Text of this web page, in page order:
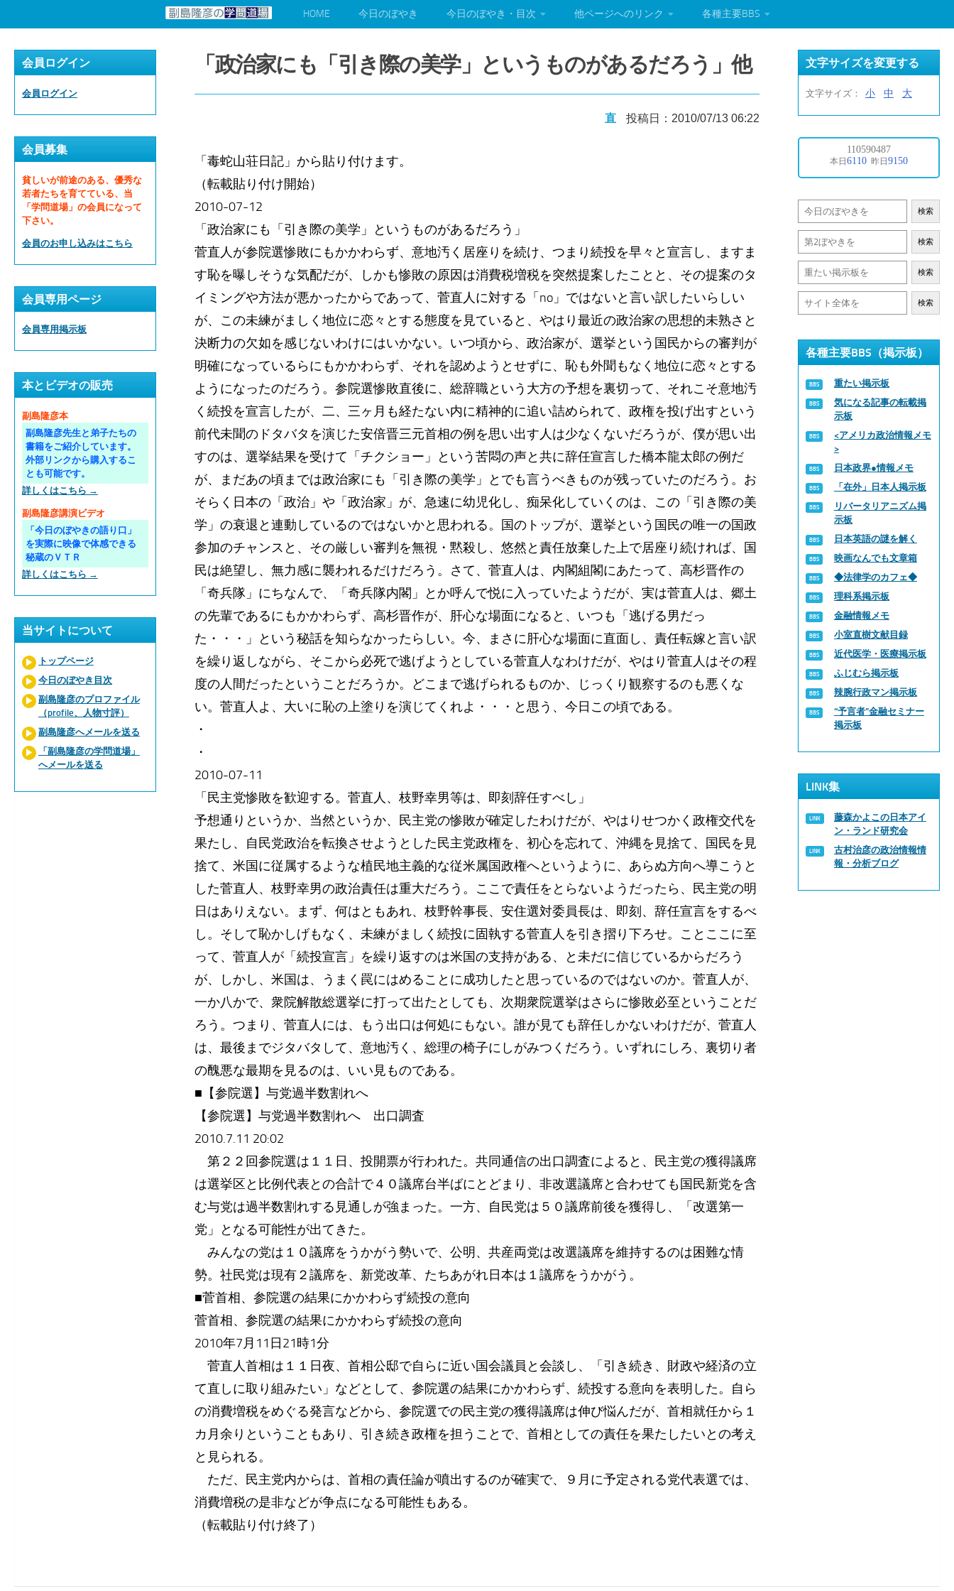
HOME 今日のぼやき 今日のぼやき・目次 他ページへのリンク 各種主要BBS
「政治家にも「引き際の美学」というものがあるだろう」他
直 投稿日：2010/07/13 06:22
「毒蛇山荘日記」から貼り付けます。
（転載貼り付け開始）
2010-07-12
「政治家にも「引き際の美学」というものがあるだろう」
菅直人が参院選惨敗にもかかわらず、意地汚く居座りを続け、つまり続投を早々と宣言し、ますま
す恥を曝しそうな気配だが、しかも惨敗の原因は消費税増税を突然提案したことと、その提案のタ
イミングや方法が悪かったからであって、菅直人に対する「no」ではないと言い訳したいらしい
が、この未練がましく地位に恋々とする態度を見ていると、やはり最近の政治家の思想的未熟さと
決断力の欠如を感じないわけにはいかない。いつ頃から、政治家が、選挙という国民からの審判が
明確になっているらにもかかわらず、それを認めようとせずに、恥も外聞もなく地位に恋々とする
ようになったのだろう。参院選惨敗直後に、総辞職という大方の予想を裏切って、それこそ意地汚
く続投を宣言したが、二、三ヶ月も経たない内に精神的に追い詰められて、政権を投げ出すという
前代未聞のドタバタを演じた安倍晋三元首相の例を思い出す人は少なくないだろうが、僕が思い出
すのは、選挙結果を受けて「チクショー」という苦悶の声と共に辞任宣言した橋本龍太郎の例だ
が、まだあの頃までは政治家にも「引き際の美学」とでも言うべきものが残っていたのだろう。お
そらく日本の「政治」や「政治家」が、急速に幼児化し、痴呆化していくのは、この「引き際の美
学」の衰退と連動しているのではないかと思われる。国のトップが、選挙という国民の唯一の国政
参加のチャンスと、その厳しい審判を無視・黙殺し、悠然と責任放棄した上で居座り続ければ、国
民は絶望し、無力感に襲われるだけだろう。さて、菅直人は、内閣組閣にあたって、高杉晋作の
「奇兵隊」にちなんで、「奇兵隊内閣」とか呼んで悦に入っていたようだが、実は菅直人は、郷土
の先輩であるにもかかわらず、高杉晋作が、肝心な場面になると、いつも「逃げる男だっ
た・・・」という秘話を知らなかったらしい。今、まさに肝心な場面に直面し、責任転嫁と言い訳
を繰り返しながら、そこから必死で逃げようとしている菅直人なわけだが、やはり菅直人はその程
度の人間だったということだろうか。どこまで逃げられるものか、じっくり観察するのも悪くな
い。菅直人よ、大いに恥の上塗りを演じてくれよ・・・と思う、今日この頃である。
・
・
2010-07-11
「民主党惨敗を歓迎する。菅直人、枝野幸男等は、即刻辞任すべし」
予想通りというか、当然というか、民主党の惨敗が確定したわけだが、やはりせつかく政権交代を
果たし、自民党政治を転換させようとした民主党政権を、初心を忘れて、沖縄を見捨て、国民を見
捨て、米国に従属するような植民地主義的な従米属国政権へというように、あらぬ方向へ導こうと
した菅直人、枝野幸男の政治責任は重大だろう。ここで責任をとらないようだったら、民主党の明
日はありえない。まず、何はともあれ、枝野幹事長、安住選対委員長は、即刻、辞任宣言をするべ
し。そして恥かしげもなく、未練がましく続投に固執する菅直人を引き摺り下ろせ。ことここに至
って、菅直人が「続投宣言」を繰り返すのは米国の支持がある、と未だに信じているからだろう
が、しかし、米国は、うまく罠にはめることに成功したと思っているのではないのか。菅直人が、
一か八かで、衆院解散総選挙に打って出たとしても、次期衆院選挙はさらに惨敗必至ということだ
ろう。つまり、菅直人には、もう出口は何処にもない。誰が見ても辞任しかないわけだが、菅直人
は、最後までジタバタして、意地汚く、総理の椅子にしがみつくだろう。いずれにしろ、裏切り者
の醜悪な最期を見るのは、いい見ものである。
■【参院選】与党過半数割れへ
【参院選】与党過半数割れへ 出口調査
2010.7.11 20:02
第２２回参院選は１１日、投開票が行われた。共同通信の出口調査によると、民主党の獲得議席
は選挙区と比例代表との合計で４０議席台半ばにとどまり、非改選議席と合わせても国民新党を含
む与党は過半数割れする見通しが強まった。一方、自民党は５０議席前後を獲得し、「改選第一
党」となる可能性が出てきた。
みんなの党は１０議席をうかがう勢いで、公明、共産両党は改選議席を維持するのは困難な情
勢。社民党は現有２議席を、新党改革、たちあがれ日本は１議席をうかがう。
■菅首相、参院選の結果にかかわらず続投の意向
菅首相、参院選の結果にかかわらず続投の意向
2010年7月11日21時1分
菅直人首相は１１日夜、首相公邸で自らに近い国会議員と会談し、「引き続き、財政や経済の立
て直しに取り組みたい」などとして、参院選の結果にかかわらず、続投する意向を表明した。自ら
の消費増税をめぐる発言などから、参院選での民主党の獲得議席は伸び悩んだが、首相就任から１
カ月余りということもあり、引き続き政権を担うことで、首相としての責任を果たしたいとの考え
と見られる。
ただ、民主党内からは、首相の責任論が噴出するのが確実で、９月に予定される党代表選では、
消費増税の是非などが争点になる可能性もある。
（転載貼り付け終了）
会員ログイン
会員ログイン
会員募集
貧しいが前途のある、優秀な
若者たちを育てている、当
「学問道場」の会員になって
下さい。
会員のお申し込みはこちら
会員専用ページ
会員専用掲示板
本とビデオの販売
副島隆彦本
副島隆彦先生と弟子たちの
書籍をご紹介しています。
外部リンクから購入するこ
とも可能です。
詳しくはこちら →
副島隆彦講演ビデオ
「今日のぼやきの語り口」
を実際に映像で体感できる
秘蔵のＶＴＲ
詳しくはこちら →
当サイトについて
トップページ
今日のぼやき目次
副島隆彦のプロファイル
（profile、人物寸評）
副島隆彦へメールを送る
「副島隆彦の学問道場」
へメールを送る
文字サイズを変更する
文字サイズ： 小 中 大
検索
検索
検索
検索
各種主要BBS（掲示板）
重たい掲示板
気になる記事の転載掲
示板
<アメリカ政治情報メモ
>
日本政界●情報メモ
「在外」日本人掲示板
リバータリアニズム掲
示板
日本英語の謎を解く
映画なんでも文章箱
◆法律学のカフェ◆
理科系掲示板
金融情報メモ
小室直樹文献目録
近代医学・医療掲示板
ふじむら掲示板
辣腕行政マン掲示板
“予言者”金融セミナー
掲示板
LINK集
藤森かよこの日本アイ
ン・ランド研究会
古村治彦の政治情報情
報・分析ブログ